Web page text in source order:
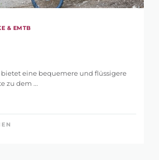
& EMTB
bietet eine bequemere und flüssigere
zu dem ...